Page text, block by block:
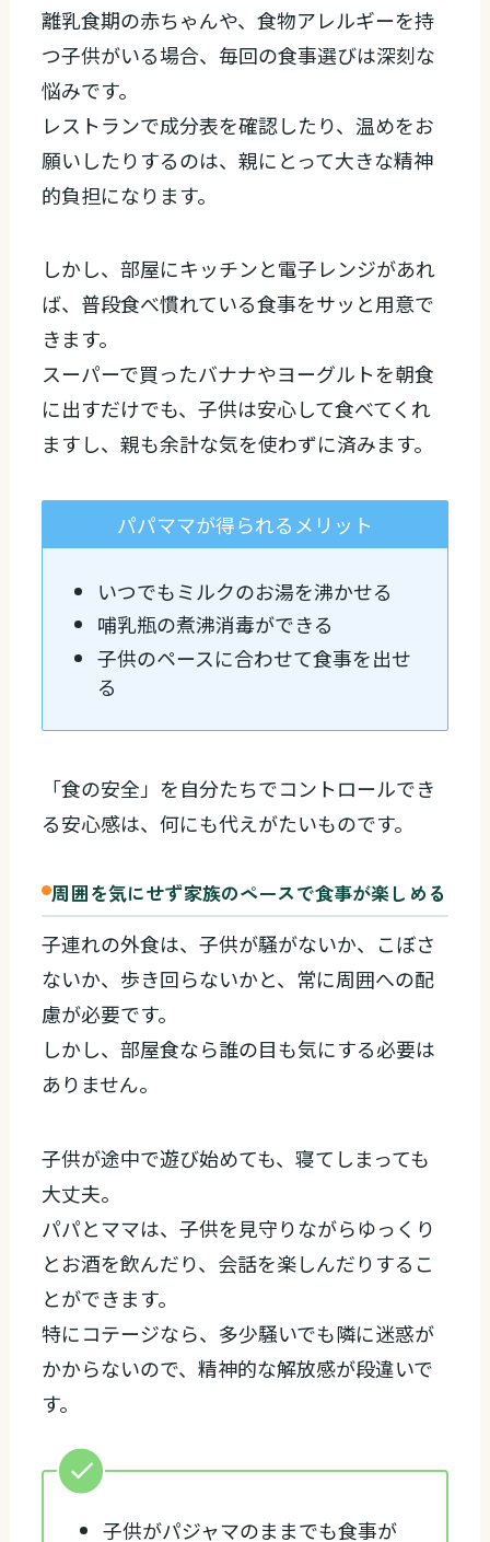
離乳食期の赤ちゃんや、食物アレルギーを持
つ子供がいる場合、毎回の食事選びは深刻な
悩みです。
レストランで成分表を確認したり、温めをお
願いしたりするのは、親にとって大きな精神
的負担になります。
しかし、部屋にキッチンと電子レンジがあれ
ば、普段食べ慣れている食事をサッと用意で
きます。
スーパーで買ったバナナやヨーグルトを朝食
に出すだけでも、子供は安心して食べてくれ
ますし、親も余計な気を使わずに済みます。
パパママが得られるメリット
いつでもミルクのお湯を沸かせる
哺乳瓶の煮沸消毒ができる
子供のペースに合わせて食事を出せ
る
「食の安全」を自分たちでコントロールでき
る安心感は、何にも代えがたいものです。
周囲を気にせず家族のペースで食事が楽しめる
子連れの外食は、子供が騒がないか、こぼさ
ないか、歩き回らないかと、常に周囲への配
慮が必要です。
しかし、部屋食なら誰の目も気にする必要は
ありません。
子供が途中で遊び始めても、寝てしまっても
大丈夫。
パパとママは、子供を見守りながらゆっくり
とお酒を飲んだり、会話を楽しんだりするこ
とができます。
特にコテージなら、多少騒いでも隣に迷惑が
かからないので、精神的な解放感が段違いで
す。
子供がパジャマのままでも食事が